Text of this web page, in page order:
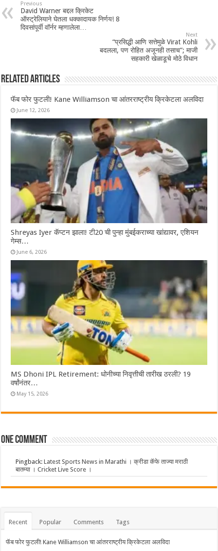
Previous
David Warner बद्दल क्रिकेट
ऑस्ट्रेलियाने घेतला धक्कादायक निर्णय! 8
दिवसांपूर्वी वॉर्नर म्हणालेला…
Next
“प्रसिद्धी आणि सत्तेमुळे Virat Kohli
बदलला, पण रोहित अजूनही तसाच”; माजी
सहकारी खेळाडूचे मोठे विधान
Related Articles
फॅब फोर फुटली! Kane Williamson चा आंतरराष्ट्रीय क्रिकेटला अलविदा
June 12, 2026
Shreyas Iyer कॅप्टन झाला! टी20 ची पुन्हा मुंबईकराच्या खांद्यावर, एशियन
गेम्स…
June 6, 2026
MS Dhoni IPL Retirement: धोनीच्या निवृत्तीची तारीख ठरली? 19
वर्षांनंतर…
May 15, 2026
One comment
Pingback:Latest Sports News in Marathi । क्रीडा कॅफे ताज्या मराठी
बातम्या । Cricket Live Score ।
Recent Popular Comments Tags
फॅब फोर फुटली! Kane Williamson चा आंतरराष्ट्रीय क्रिकेटला अलविदा